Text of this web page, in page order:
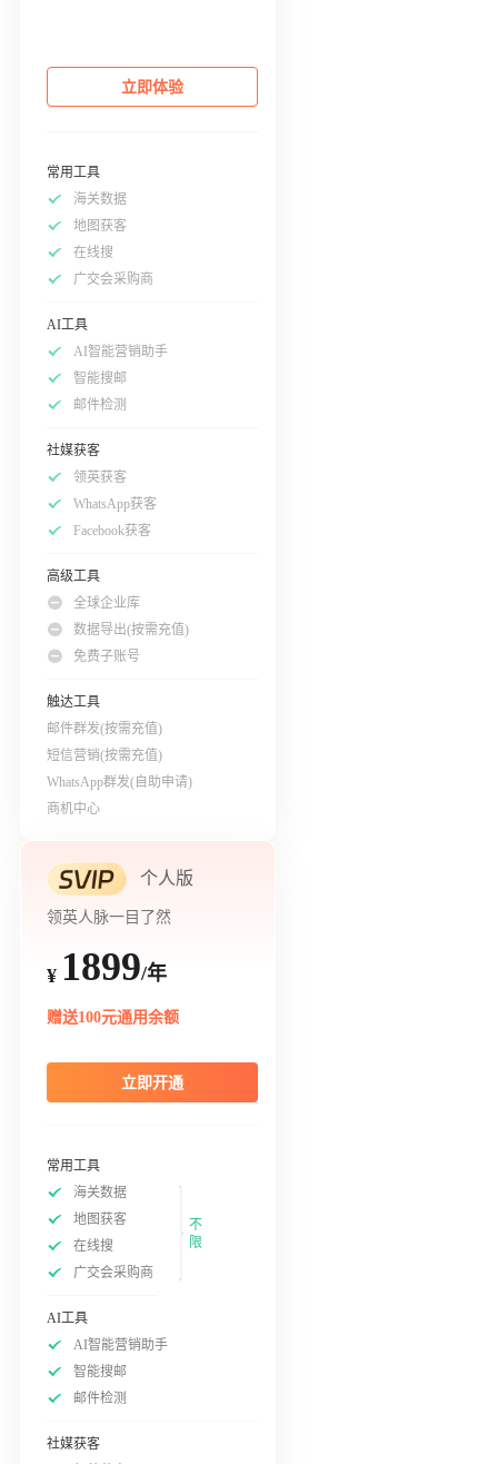
立即体验
常用工具
海关数据
地图获客
在线搜
广交会采购商
AI工具
AI智能营销助手
智能搜邮
邮件检测
社媒获客
领英获客
WhatsApp获客
Facebook获客
高级工具
全球企业库
数据导出(按需充值)
免费子账号
触达工具
邮件群发(按需充值)
短信营销(按需充值)
WhatsApp群发(自助申请)
商机中心
个人版
领英人脉一目了然
¥ 1899/年
赠送100元通用余额
立即开通
常用工具
海关数据
地图获客
在线搜
广交会采购商
不
限
AI工具
AI智能营销助手
智能搜邮
邮件检测
社媒获客